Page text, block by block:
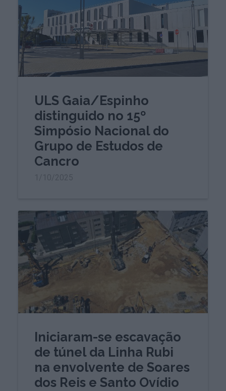
ULS Gaia/Espinho
distinguido no 15º
Simpósio Nacional do
Grupo de Estudos de
Cancro
Iniciaram-se escavação
de túnel da Linha Rubi
na envolvente de Soares
dos Reis e Santo Ovídio